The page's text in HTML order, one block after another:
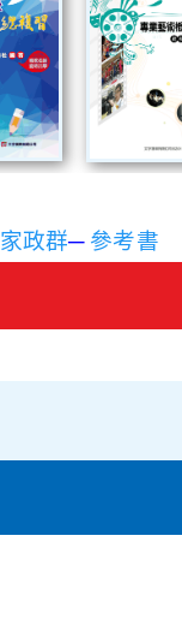
家政群─ 參考書